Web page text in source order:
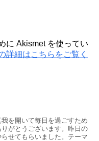
に Akismet を使ってい
詳細はこちらをご覧く
を開いて毎日を過ごすため
がとうございます。昨日の
せてもらいました。テーマ